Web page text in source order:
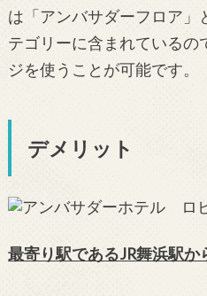
は「アンバサダーフロア」
テゴリーに含まれているの
ジを使うことが可能です。
デメリット
最寄り駅であるJR舞浜駅か